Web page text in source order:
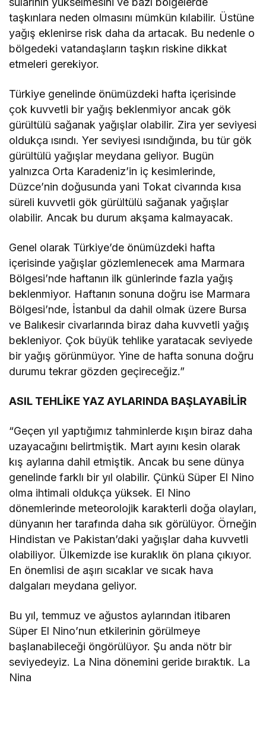
taşkınlara neden olmasını mümkün kılabilir. Üstüne
yağış eklenirse risk daha da artacak. Bu nedenle o
bölgedeki vatandaşların taşkın riskine dikkat
etmeleri gerekiyor.
Türkiye genelinde önümüzdeki hafta içerisinde
çok kuvvetli bir yağış beklenmiyor ancak gök
gürültülü sağanak yağışlar olabilir. Zira yer seviyesi
oldukça ısındı. Yer seviyesi ısındığında, bu tür gök
gürültülü yağışlar meydana geliyor. Bugün
yalnızca Orta Karadeniz’in iç kesimlerinde,
Düzce’nin doğusunda yani Tokat civarında kısa
süreli kuvvetli gök gürültülü sağanak yağışlar
olabilir. Ancak bu durum akşama kalmayacak.
Genel olarak Türkiye’de önümüzdeki hafta
içerisinde yağışlar gözlemlenecek ama Marmara
Bölgesi’nde haftanın ilk günlerinde fazla yağış
beklenmiyor. Haftanın sonuna doğru ise Marmara
Bölgesi’nde, İstanbul da dahil olmak üzere Bursa
ve Balıkesir civarlarında biraz daha kuvvetli yağış
bekleniyor. Çok büyük tehlike yaratacak seviyede
bir yağış görünmüyor. Yine de hafta sonuna doğru
durumu tekrar gözden geçireceğiz.”
ASIL TEHLİKE YAZ AYLARINDA BAŞLAYABİLİR
“Geçen yıl yaptığımız tahminlerde kışın biraz daha
uzayacağını belirtmiştik. Mart ayını kesin olarak
kış aylarına dahil etmiştik. Ancak bu sene dünya
genelinde farklı bir yıl olabilir. Çünkü Süper El Nino
olma ihtimali oldukça yüksek. El Nino
dönemlerinde meteorolojik karakterli doğa olayları,
dünyanın her tarafında daha sık görülüyor. Örneğin
Hindistan ve Pakistan’daki yağışlar daha kuvvetli
olabiliyor. Ülkemizde ise kuraklık ön plana çıkıyor.
En önemlisi de aşırı sıcaklar ve sıcak hava
dalgaları meydana geliyor.
Bu yıl, temmuz ve ağustos aylarından itibaren
Süper El Nino’nun etkilerinin görülmeye
başlanabileceği öngörülüyor. Şu anda nötr bir
seviyedeyiz. La Nina dönemini geride bıraktık. La
Nina